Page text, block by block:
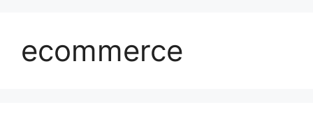
ecommerce